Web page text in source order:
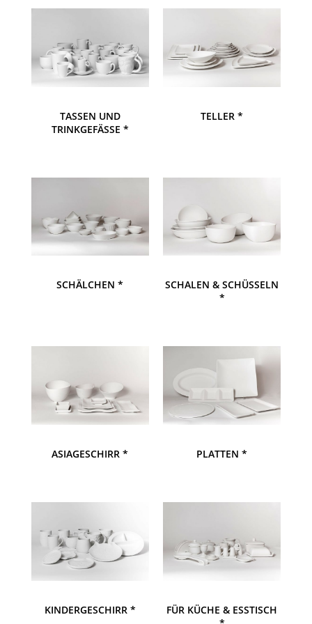
TASSEN UND
TRINKGEFÄSSE *
TELLER *
SCHÄLCHEN *
SCHALEN & SCHÜSSELN
*
ASIAGESCHIRR * PLATTEN *
KINDERGESCHIRR *
FÜR KÜCHE & ESSTISCH